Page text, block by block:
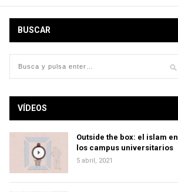
BUSCAR
VÍDEOS
Outside the box: el islam en
los campus universitarios
5 abril, 2021